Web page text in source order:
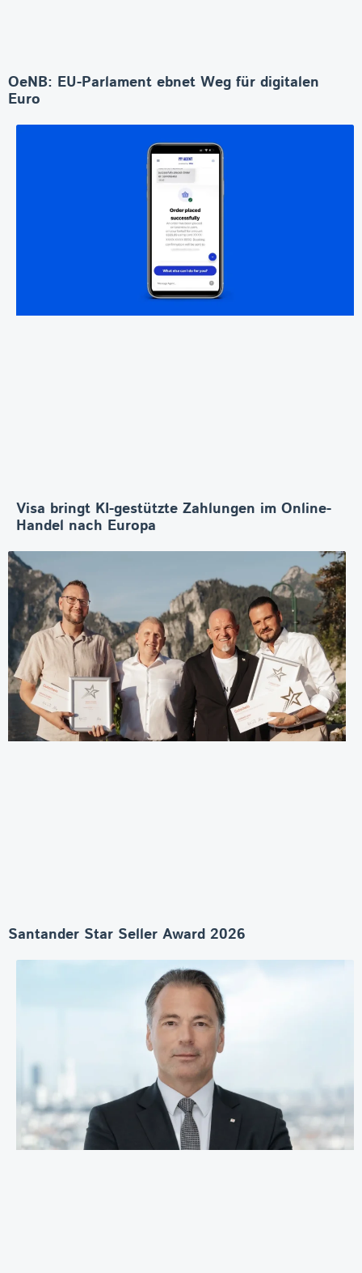
OeNB: EU-Parlament ebnet Weg für digitalen
Euro
Visa bringt KI-gestützte Zahlungen im Online-
Handel nach Europa
Santander Star Seller Award 2026